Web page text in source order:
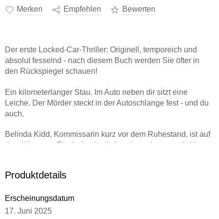
Merken Empfehlen Bewerten
Der erste Locked-Car-Thriller: Originell, temporeich und
absolut fesselnd - nach diesem Buch werden Sie öfter in
den Rückspiegel schauen!
Ein kilometerlanger Stau. Im Auto neben dir sitzt eine
Leiche. Der Mörder steckt in der Autoschlange fest - und du
auch.
Belinda Kidd, Kommissarin kurz vor dem Ruhestand, ist auf
dem Weg vom Flughafen in die Londoner Innenstadt. Vom
kommt. Grund dafür: eine Explosion in einem Tunnel.
zwischen den parkenden Autos die Beine vertritt, macht sie
in einem der anderen Fahrzeuge eine grausige Entdeckung:
Produktdetails
Erscheinungsdatum
17. Juni 2025